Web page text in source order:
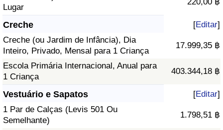
Lugar
220,00 ฿
Creche [Editar]
Creche (ou Jardim de Infância), Dia
Inteiro, Privado, Mensal para 1 Criança
17.999,35 ฿
Escola Primária Internacional, Anual para
1 Criança
403.344,18 ฿
Vestuário e Sapatos [Editar]
1 Par de Calças (Levis 501 Ou
Semelhante)
1.798,51 ฿